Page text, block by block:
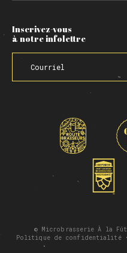
Inscrivez-vous
à notre infolettre
© Microbrasserie À la
Politique de confidentialité